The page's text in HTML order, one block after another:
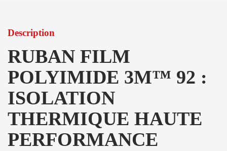
Description
RUBAN FILM
POLYIMIDE 3M™ 92 :
ISOLATION
THERMIQUE HAUTE
PERFORMANCE